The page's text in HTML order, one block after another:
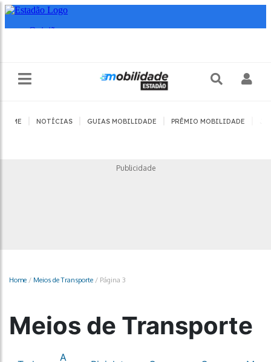
HOME NOTÍCIAS GUIAS MOBILIDADE PRÊMIO MOBILIDADE
Publicidade
Home / Meios de Transporte / Página 3
Meios de Transporte
A